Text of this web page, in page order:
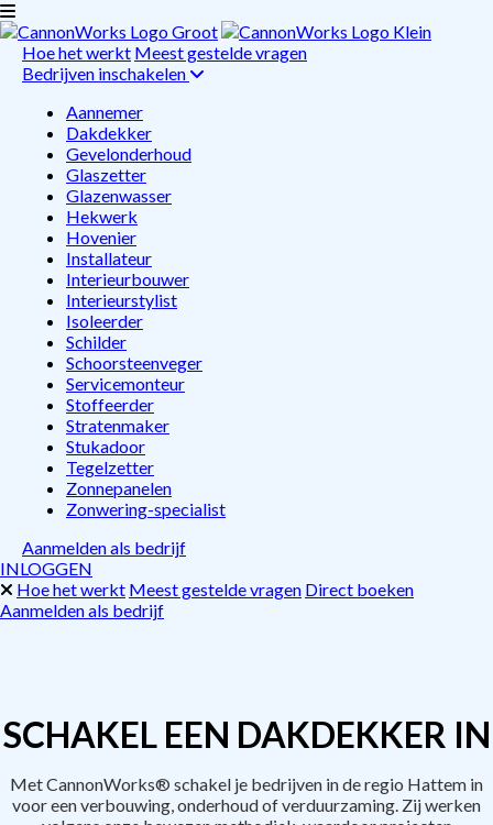
Hoe het werkt Meest gestelde vragen
Bedrijven inschakelen
Aannemer
Dakdekker
Gevelonderhoud
Glaszetter
Glazenwasser
Hekwerk
Hovenier
Installateur
Interieurbouwer
Interieurstylist
Isoleerder
Schilder
Schoorsteenveger
Servicemonteur
Stoffeerder
Stratenmaker
Stukadoor
Tegelzetter
Zonnepanelen
Zonwering-specialist
Aanmelden als bedrijf
INLOGGEN
Hoe het werkt Meest gestelde vragen Direct boeken
Aanmelden als bedrijf
SCHAKEL EEN DAKDEKKER IN
Met CannonWorks® schakel je bedrijven in de regio Hattem in
voor een verbouwing, onderhoud of verduurzaming. Zij werken